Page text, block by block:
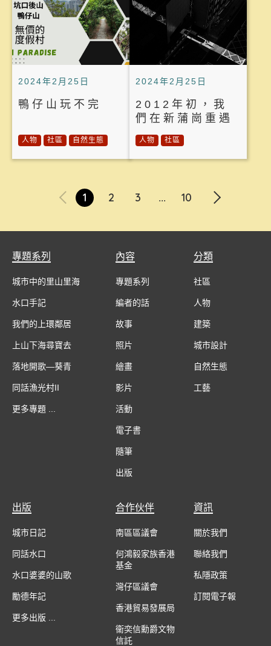
2024年2月25日
鴨仔山玩不完
人物 社區 自然生態
2024年2月25日
2012年初，我
們在新蒲崗重遇
人物 社區
1 2 3 ... 10
專題系列
城市中的里山里海
水口手記
我們的上環鄰居
上山下海尋寶去
落地開歌—葵青
同話漁光村II
更多專題 ...
內容
專題系列
編者的話
故事
照片
繪畫
影片
活動
電子書
隨筆
出版
分類
社區
人物
建築
城市設計
自然生態
工藝
出版
城市日記
同話水口
水口婆婆的山歌
勵德年記
更多出版 ...
合作伙伴
南區區議會
何鴻毅家族香港
基金
灣仔區議會
香港貿易發展局
衞奕信勳爵文物
信託
資訊
關於我們
聯絡我們
私隱政策
訂閱電子報